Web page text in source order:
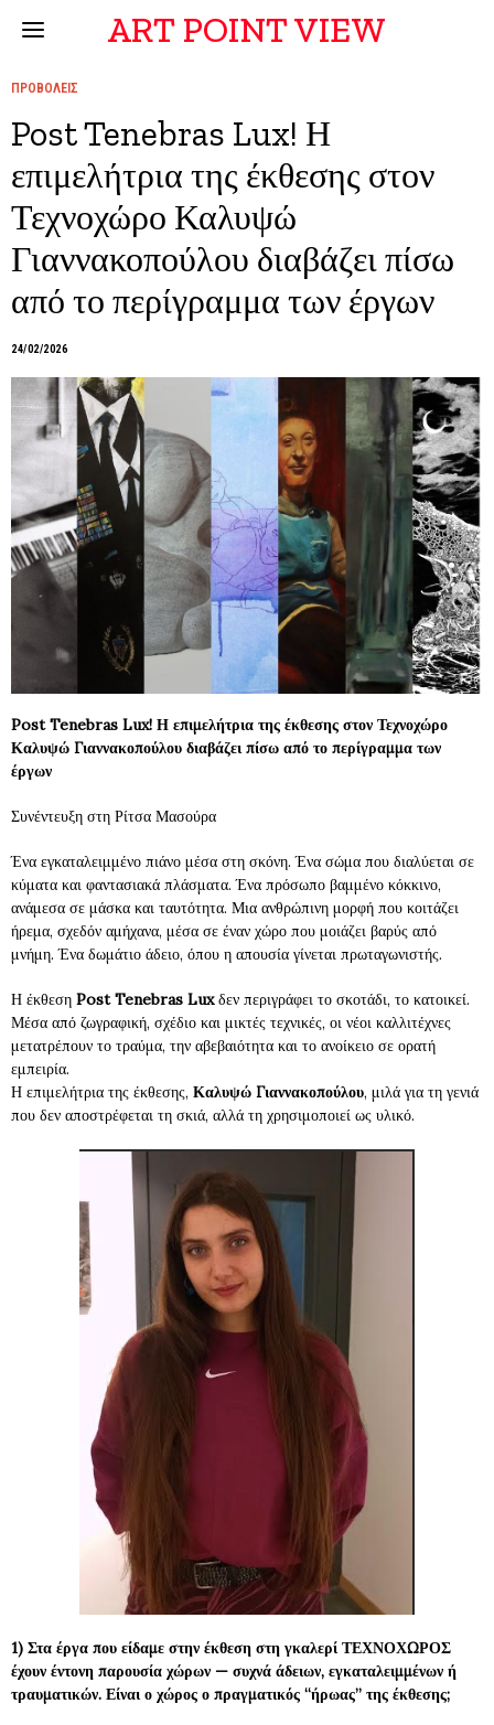
ART POINT VIEW
ΠΡΟΒΟΛΕΙΣ
Post Tenebras Lux! Η
επιμελήτρια της έκθεσης στον
Τεχνοχώρο Καλυψώ
Γιαννακοπούλου διαβάζει πίσω
από το περίγραμμα των έργων
24/02/2026
Post Tenebras Lux! Η επιμελήτρια της έκθεσης στον Τεχνοχώρο
Καλυψώ Γιαννακοπούλου διαβάζει πίσω από το περίγραμμα των
έργων
Συνέντευξη στη Ρίτσα Μασούρα
Ένα εγκαταλειμμένο πιάνο μέσα στη σκόνη. Ένα σώμα που διαλύεται σε
κύματα και φαντασιακά πλάσματα. Ένα πρόσωπο βαμμένο κόκκινο,
ανάμεσα σε μάσκα και ταυτότητα. Μια ανθρώπινη μορφή που κοιτάζει
ήρεμα, σχεδόν αμήχανα, μέσα σε έναν χώρο που μοιάζει βαρύς από
μνήμη. Ένα δωμάτιο άδειο, όπου η απουσία γίνεται πρωταγωνιστής.
Η έκθεση Post Tenebras Luxδεν περιγράφει το σκοτάδι, το κατοικεί.
Μέσα από ζωγραφική, σχέδιο και μικτές τεχνικές, οι νέοι καλλιτέχνες
μετατρέπουν το τραύμα, την αβεβαιότητα και το ανοίκειο σε ορατή
εμπειρία.
Η επιμελήτρια της έκθεσης, Καλυψώ Γιαννακοπούλου, μιλά για τη γενιά
που δεν αποστρέφεται τη σκιά, αλλά τη χρησιμοποιεί ως υλικό.
1) Στα έργα που είδαμε στην έκθεση στη γκαλερί ΤΕΧΝΟΧΩΡΟΣ
έχουν έντονη παρουσία χώρων — συχνά άδειων, εγκαταλειμμένων ή
τραυματικών. Είναι ο χώρος ο πραγματικός “ήρωας” της έκθεσης;